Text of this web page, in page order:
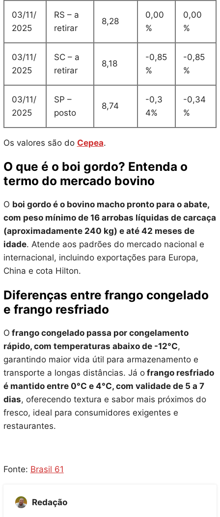
03/11/
2025
RS – a
retirar
8,28
0,00
%
0,00
%
03/11/
2025
SC – a
retirar
8,18
-0,85
%
-0,85
%
03/11/
2025
SP –
posto
8,74
-0,3
4%
-0,34
%
Os valores são do Cepea.
O que é o boi gordo? Entenda o
termo do mercado bovino
O boi gordo é o bovino macho pronto para o abate,
com peso mínimo de 16 arrobas líquidas de carcaça
(aproximadamente 240 kg) e até 42 meses de
idade. Atende aos padrões do mercado nacional e
internacional, incluindo exportações para Europa,
China e cota Hilton.
Diferenças entre frango congelado
e frango resfriado
O frango congelado passa por congelamento
rápido, com temperaturas abaixo de -12°C,
garantindo maior vida útil para armazenamento e
transporte a longas distâncias. Já ofrango resfriado
é mantido entre 0°C e 4°C, com validade de 5 a 7
dias, oferecendo textura e sabor mais próximos do
fresco, ideal para consumidores exigentes e
restaurantes.
Fonte: Brasil 61
Redação